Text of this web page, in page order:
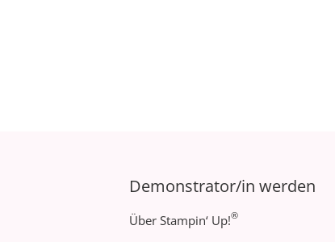
Demonstrator/in werden
Über Stampin‘ Up!®